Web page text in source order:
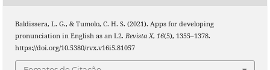
Baldissera, L. G., & Tumolo, C. H. S. (2021). Apps for developing
pronunciation in English as an L2. Revista X, 16(5), 1355–1378.
https://doi.org/10.5380/rvx.v16i5.81057